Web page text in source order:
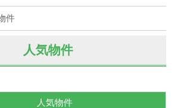
件
人気物件
人気物件